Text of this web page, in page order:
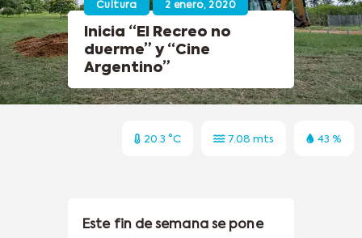
Cultura 2 enero, 2020
Inicia “El Recreo no
duerme” y “Cine
Argentino”
20.3 °C 7.08 mts 43 %
Este fin de semana se pone